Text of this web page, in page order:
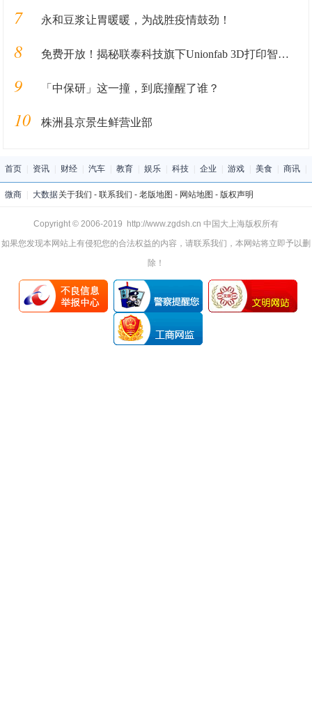
7 永和豆浆让胃暖暖，为战胜疫情鼓劲！
8 免费开放！揭秘联泰科技旗下Unionfab 3D打印智慧工厂，云智造是一种什么体验？
9 「中保研」这一撞，到底撞醒了谁？
10 株洲县京景生鲜营业部
首页 资讯 财经 汽车 教育 娱乐 科技 企业 游戏 美食 商讯
微商 大数据关于我们 - 联系我们 - 老版地图 - 网站地图 - 版权声明
Copyright © 2006-2019 http://www.zgdsh.cn 中国大上海版权所有
如果您发现本网站上有侵犯您的合法权益的内容，请联系我们，本网站将立即予以删
除！